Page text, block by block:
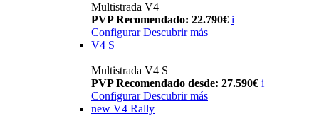
Multistrada V4
PVP Recomendado: 22.790€ i
Configurar Descubrir más
V4 S
Multistrada V4 S
PVP Recomendado desde: 27.590€ i
Configurar Descubrir más
new V4 Rally